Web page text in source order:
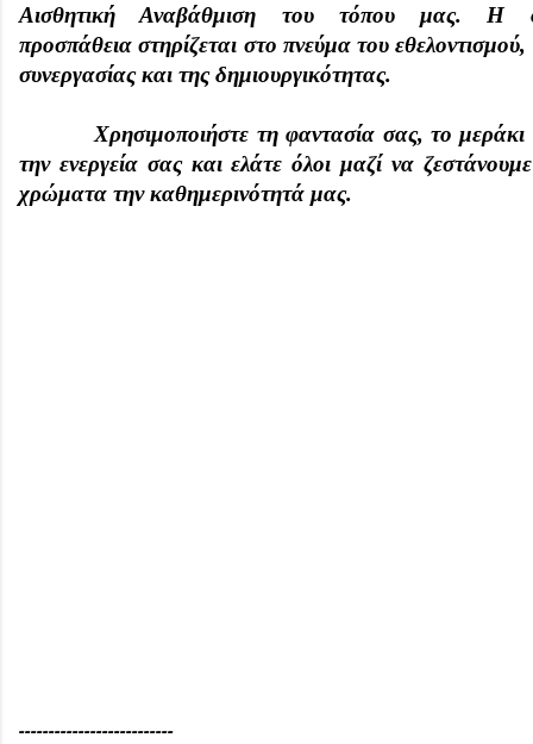
Αισθητική Αναβάθμιση του τόπου μας. Η
προσπάθεια στηρίζεται στο πνεύμα του εθελοντισμού,
συνεργασίας και της δημιουργικότητας.
Χρησιμοποιήστε τη φαντασία σας, το μεράκι
την ενεργεία σας και ελάτε όλοι μαζί να
χρώματα την καθημερινότητά μας.
--------------------------